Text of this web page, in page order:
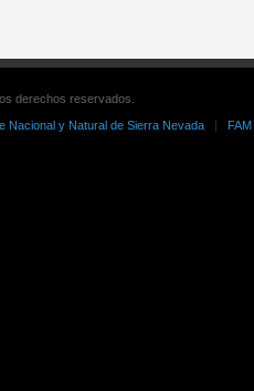
derechos reservados.
Nacional y Natural de Sierra Nevada FAM